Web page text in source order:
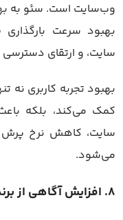
وب‌سایت است. سئو به
بهبود سرعت
سایت، و ارتقای دسترسی
بهبود تجربه کاربری نه
کمک می‌کند، بلکه
سایت، کاهش نرخ پرش
می‌شود.
8. افزایش آگاهی از برند